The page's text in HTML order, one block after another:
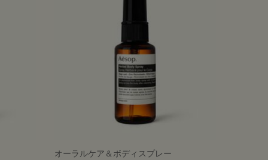
オーラルケア＆ボディスプレー